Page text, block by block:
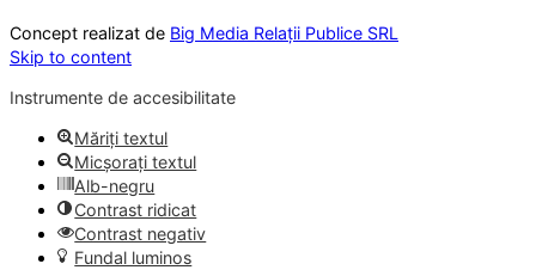
Concept realizat de Big Media Relații Publice SRL
Skip to content
Instrumente de accesibilitate
Măriți textul
Micșorați textul
Alb-negru
Contrast ridicat
Contrast negativ
Fundal luminos